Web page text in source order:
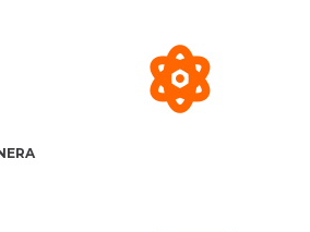
2026-08-11